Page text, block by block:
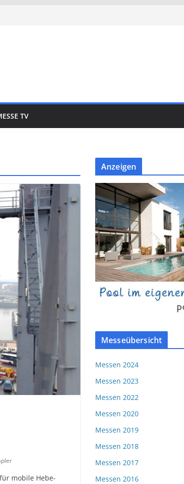
TV
mobile Hebe-
Anzeigen
Messeübersicht
Messen 2024
Messen 2023
Messen 2022
Messen 2020
Messen 2019
Messen 2018
Messen 2017
Messen 2016